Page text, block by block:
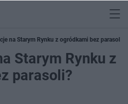
na Starym Rynku z ogródkami bez parasoli?
Starym Rynku z
parasoli?